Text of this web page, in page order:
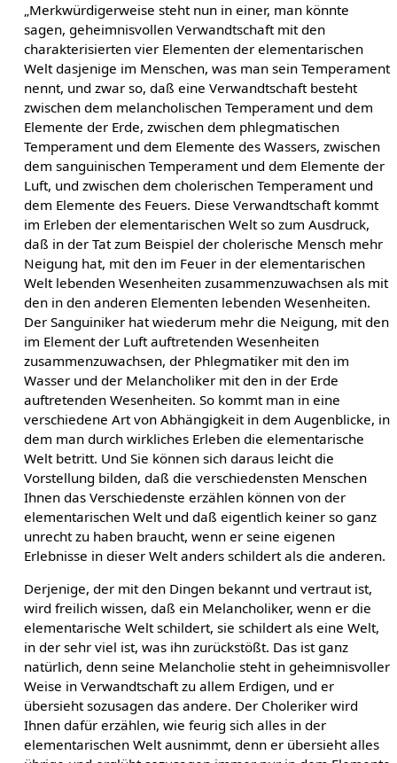
„Merkwürdigerweise steht nun in einer, man könnte
sagen, geheimnisvollen Verwandtschaft mit den
charakterisierten vier Elementen der elementarischen
Welt dasjenige im Menschen, was man sein Temperament
nennt, und zwar so, daß eine Verwandtschaft besteht
zwischen dem melancholischen Temperament und dem
Elemente der Erde, zwischen dem phlegmatischen
Temperament und dem Elemente des Wassers, zwischen
dem sanguinischen Temperament und dem Elemente der
Luft, und zwischen dem cholerischen Temperament und
dem Elemente des Feuers. Diese Verwandtschaft kommt
im Erleben der elementarischen Welt so zum Ausdruck,
daß in der Tat zum Beispiel der cholerische Mensch mehr
Neigung hat, mit den im Feuer in der elementarischen
Welt lebenden Wesenheiten zusammenzuwachsen als mit
den in den anderen Elementen lebenden Wesenheiten.
Der Sanguiniker hat wiederum mehr die Neigung, mit den
im Element der Luft auftretenden Wesenheiten
zusammenzuwachsen, der Phlegmatiker mit den im
Wasser und der Melancholiker mit den in der Erde
auftretenden Wesenheiten. So kommt man in eine
verschiedene Art von Abhängigkeit in dem Augenblicke, in
dem man durch wirkliches Erleben die elementarische
Welt betritt. Und Sie können sich daraus leicht die
Vorstellung bilden, daß die verschiedensten Menschen
Ihnen das Verschiedenste erzählen können von der
elementarischen Welt und daß eigentlich keiner so ganz
unrecht zu haben braucht, wenn er seine eigenen
Erlebnisse in dieser Welt anders schildert als die anderen.
Derjenige, der mit den Dingen bekannt und vertraut ist,
wird freilich wissen, daß ein Melancholiker, wenn er die
elementarische Welt schildert, sie schildert als eine Welt,
in der sehr viel ist, was ihn zurückstößt. Das ist ganz
natürlich, denn seine Melancholie steht in geheimnisvoller
Weise in Verwandtschaft zu allem Erdigen, und er
übersieht sozusagen das andere. Der Choleriker wird
Ihnen dafür erzählen, wie feurig sich alles in der
elementarischen Welt ausnimmt, denn er übersieht alles